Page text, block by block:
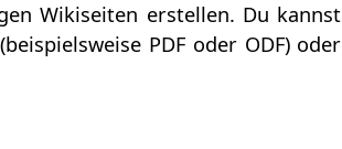
Wikiseiten erstellen. Du kannst
PDF oder ODF) oder